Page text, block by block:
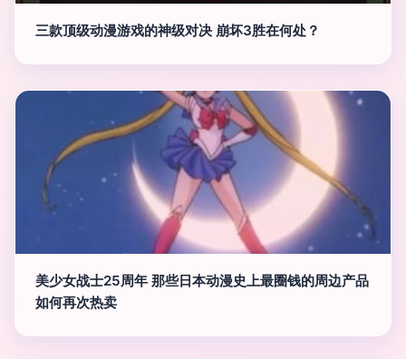
三款顶级动漫游戏的神级对决 崩坏3胜在何处？
美少女战士25周年 那些日本动漫史上最圈钱的周边产品
如何再次热卖